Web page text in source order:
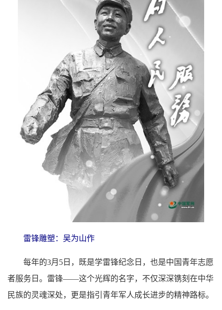
雷锋雕塑：吴为山作
每年的3月5日，既是学雷锋纪念日，也是中国青年志愿
者服务日。雷锋——这个光辉的名字，不仅深深镌刻在中华
民族的灵魂深处，更是指引青年军人成长进步的精神路标。